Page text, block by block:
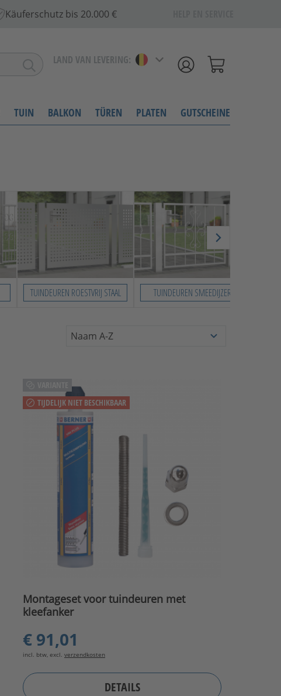
Käuferschutz bis 20.000 €
LAND VAN LEVERING:
TUIN BALKON TÜREN PLATEN GUTSCHEINE
TUINDEUREN ROESTVRIJ STAAL TUINDEUREN SMEEDIJZER
TIJDELIJK NIET BESCHIKBAAR
Montageset voor tuindeuren met
kleefanker
€ 91,01
incl. btw, excl. verzendkosten
DETAILS